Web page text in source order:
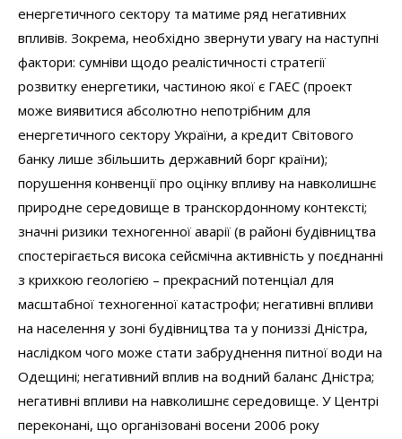
енергетичного сектору та матиме ряд негативних
впливів. Зокрема, необхідно звернути увагу на наступні
фактори: сумніви щодо реалістичності стратегії
розвитку енергетики, частиною якої є ГАЕС (проект
може виявитися абсолютно непотрібним для
енергетичного сектору України, а кредит Світового
банку лише збільшить державний борг країни);
порушення конвенції про оцінку впливу на навколишнє
природне середовище в транскордонному контексті;
значні ризики техногенної аварії (в районі будівництва
спостерігається висока сейсмічна активність у поєднанні
з крихкою геологією – прекрасний потенціал для
масштабної техногенної катастрофи; негативні впливи
на населення у зоні будівництва та у пониззі Дністра,
наслідком чого може стати забруднення питної води на
Одещині; негативний вплив на водний баланс Дністра;
негативні впливи на навколишнє середовище. У Центрі
переконані, що організовані восени 2006 року